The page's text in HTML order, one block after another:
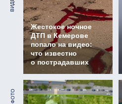
Жестокое ночное
ДТП в Кемерове
попало на видео:
что известно
о пострадавших
ФОТО